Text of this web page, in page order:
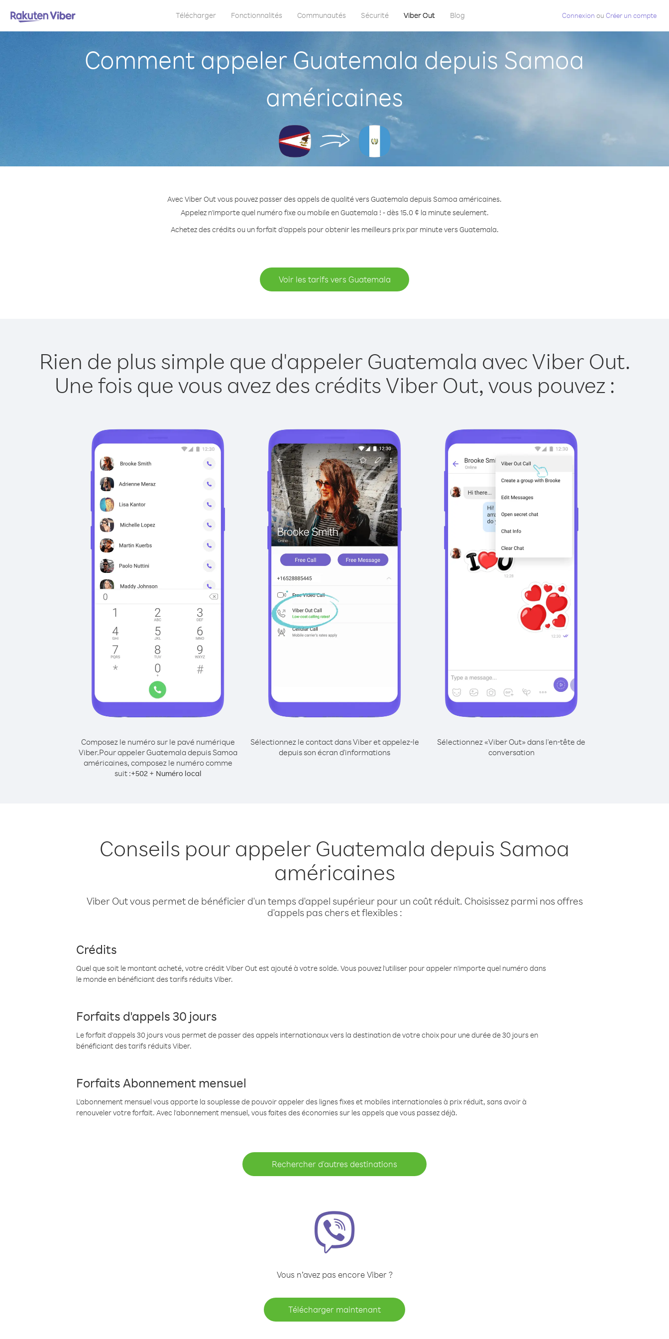
Télécharger Fonctionnalités Communautés Sécurité Viber Out Blog Connexion ou Créer un compte
Comment appeler Guatemala depuis Samoa
américaines
Avec Viber Out vous pouvez passer des appels de qualité vers Guatemala depuis Samoa américaines.
Appelez n'importe quel numéro fixe ou mobile en Guatemala ! - dès 15.0 ¢ la minute seulement.
Achetez des crédits ou un forfait d’appels pour obtenir les meilleurs prix par minute vers Guatemala.
Voir les tarifs vers Guatemala
Rien de plus simple que d'appeler Guatemala avec Viber Out.
Une fois que vous avez des crédits Viber Out, vous pouvez :
Composez le numéro sur le pavé numérique
Viber.Pour appeler Guatemala depuis Samoa
américaines, composez le numéro comme
suit :+502+ Numéro local
Sélectionnez le contact dans Viber et appelez-le
depuis son écran d'informations
Sélectionnez «Viber Out» dans l'en-tête de
conversation
Conseils pour appeler Guatemala depuis Samoa
américaines
Viber Out vous permet de bénéficier d'un temps d'appel supérieur pour un coût réduit. Choisissez parmi nos offres
d'appels pas chers et flexibles :
Crédits
Quel que soit le montant acheté, votre crédit Viber Out est ajouté à votre solde. Vous pouvez l'utiliser pour appeler n'importe quel numéro dans
le monde en bénéficiant des tarifs réduits Viber.
Forfaits d'appels 30 jours
Le forfait d'appels 30 jours vous permet de passer des appels internationaux vers la destination de votre choix pour une durée de 30 jours en
bénéficiant des tarifs réduits Viber.
Forfaits Abonnement mensuel
L'abonnement mensuel vous apporte la souplesse de pouvoir appeler des lignes fixes et mobiles internationales à prix réduit, sans avoir à
renouveler votre forfait. Avec l'abonnement mensuel, vous faites des économies sur les appels que vous passez déjà.
Rechercher d'autres destinations
Vous n’avez pas encore Viber ?
Télécharger maintenant